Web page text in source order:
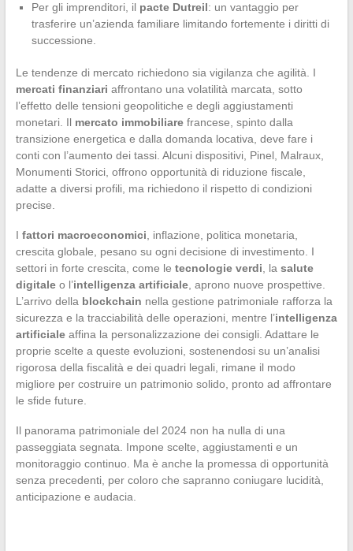
Per gli imprenditori, il pacte Dutreil: un vantaggio per
trasferire un’azienda familiare limitando fortemente i diritti di
successione.
Le tendenze di mercato richiedono sia vigilanza che agilità. I
mercati finanziari affrontano una volatilità marcata, sotto
l’effetto delle tensioni geopolitiche e degli aggiustamenti
monetari. Il mercato immobiliarefrancese, spinto dalla
transizione energetica e dalla domanda locativa, deve fare i
conti con l’aumento dei tassi. Alcuni dispositivi, Pinel, Malraux,
Monumenti Storici, offrono opportunità di riduzione fiscale,
adatte a diversi profili, ma richiedono il rispetto di condizioni
precise.
I fattori macroeconomici , inflazione, politica monetaria,
crescita globale, pesano su ogni decisione di investimento. I
settori in forte crescita, come le tecnologie verdi , la salute
digitaleo l’intelligenza artificiale, aprono nuove prospettive.
L’arrivo della blockchain nella gestione patrimoniale rafforza la
sicurezza e la tracciabilità delle operazioni, mentre l’intelligenza
artificialeaffina la personalizzazione dei consigli. Adattare le
proprie scelte a queste evoluzioni, sostenendosi su un’analisi
rigorosa della fiscalità e dei quadri legali, rimane il modo
migliore per costruire un patrimonio solido, pronto ad affrontare
le sfide future.
Il panorama patrimoniale del 2024 non ha nulla di una
passeggiata segnata. Impone scelte, aggiustamenti e un
monitoraggio continuo. Ma è anche la promessa di opportunità
senza precedenti, per coloro che sapranno coniugare lucidità,
anticipazione e audacia.